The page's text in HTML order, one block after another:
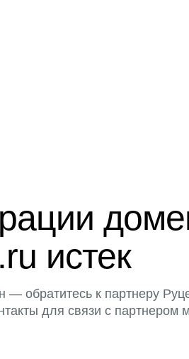
истек
— обратитесь к партнеру
для связи с партнером